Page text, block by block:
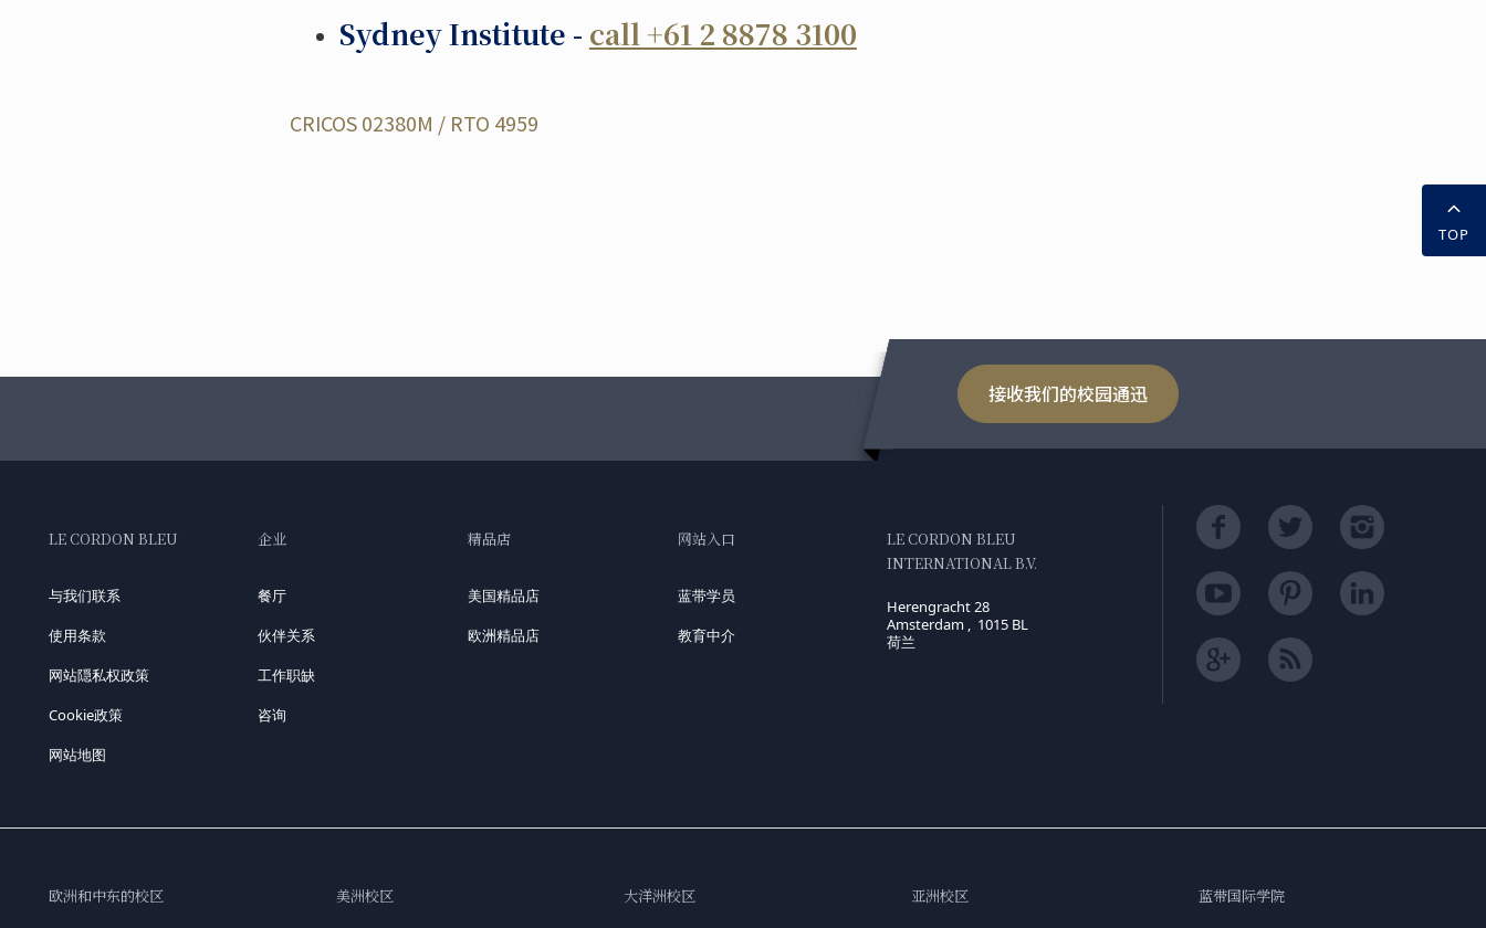
Sydney Institute - call +61 2 8878 3100
CRICOS 02380M / RTO 4959
接收我们的校园通迅
TOP
LE CORDON BLEU
与我们联系
使用条款
网站隠私权政策
Cookie政策
网站地图
企业
餐厅
伙伴关系
工作职缺
咨询
精品店
美国精品店
欧洲精品店
网站入口
蓝带学员
教育中介
LE CORDON BLEU
INTERNATIONAL B.V.
Herengracht 28
Amsterdam , 1015 BL
荷兰
欧洲和中东的校区 美洲校区 大洋洲校区 亚洲校区 蓝带国际学院